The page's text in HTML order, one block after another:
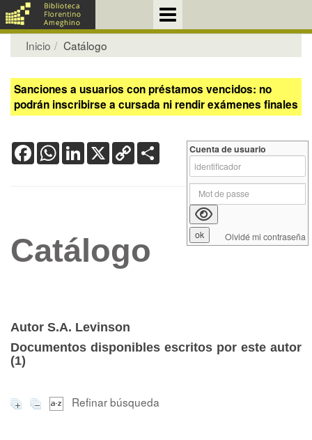
Inicio Catálogo
Sanciones a usuarios con préstamos vencidos: no
podrán inscribirse a cursada ni rendir exámenes finales
FacebookWhatsApp
LinkedIn
X Copy
Link
Catálogo
Autor S.A. Levinson
Documentos disponibles escritos por este autor
(1)
Refinar búsqueda
Cuenta de usuario
Olvidé mi contraseña